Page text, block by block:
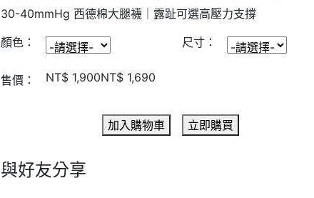
30-40mmHg 西德棉大腿襪｜露趾可選高壓力支撐
顏色：
尺寸：
售價： NT$ 1,900NT$ 1,690
加入購物車 立即購買
與好友分享